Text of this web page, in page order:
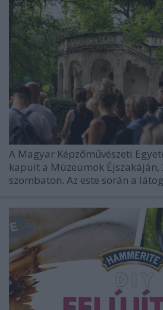
A Magyar Képzőművészeti
kapuit a Múzeumok
szombaton. Az este során a